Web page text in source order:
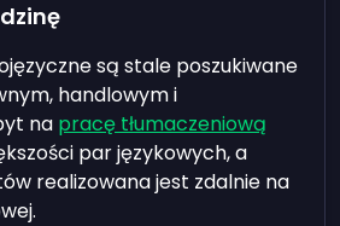
są stale poszukiwane
handlowym i
na pracę tłumaczeniową
par językowych, a
realizowana jest zdalnie na